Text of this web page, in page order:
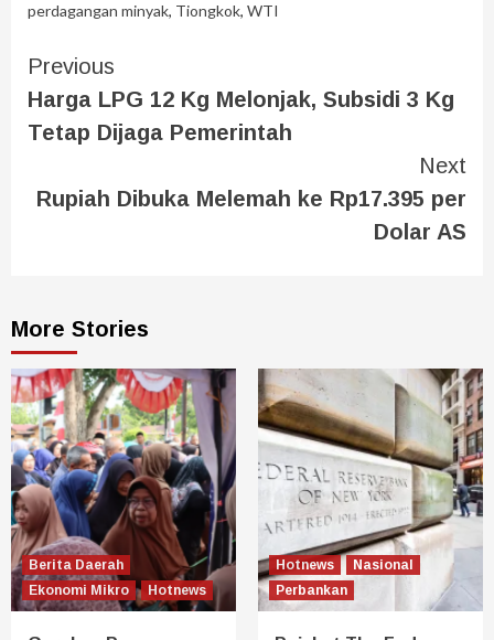
perdagangan minyak, Tiongkok, WTI
Previous
Harga LPG 12 Kg Melonjak, Subsidi 3 Kg
Tetap Dijaga Pemerintah
Next
Rupiah Dibuka Melemah ke Rp17.395 per
Dolar AS
More Stories
Berita Daerah
Ekonomi Mikro
Hotnews
Hotnews
Nasional
Perbankan